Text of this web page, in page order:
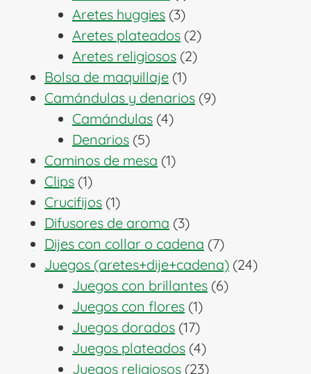
producto
Aretes huggies 33
productos
Aretes plateados 22
productos
Aretes religiosos 22
Bolsa de maquillaje 11
producto
Camándulas y denarios 99
Camándulas 44
Denarios 55
productos
Caminos de mesa 11
Clips 11
producto
Crucifijos 11
producto
Difusores de aroma 33
productos
Dijes con collar o cadena 77
productos
Juegos (aretes+dije+cadena) 2424
Juegos con brillantes 66
Juegos con flores 11
producto
Juegos dorados 1717
productos
Juegos plateados 44
productos
Juegos religiosos 2323